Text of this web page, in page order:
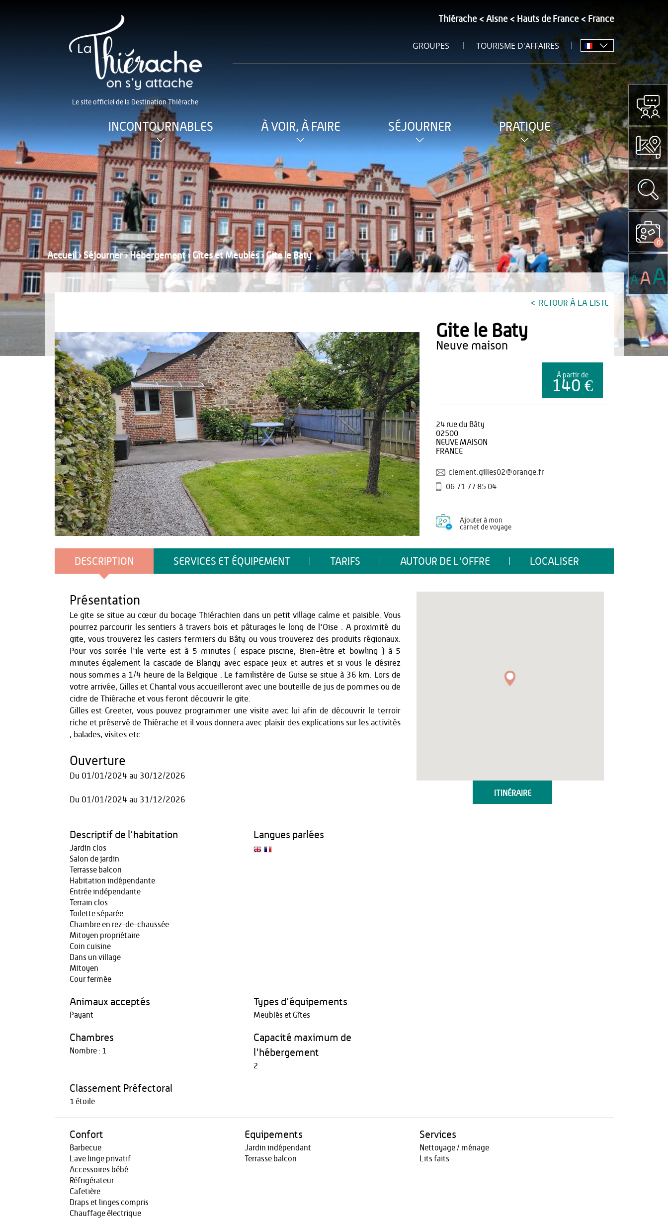
Le site officiel de la Destination Thiérache
Thiérache Aisne Hauts de France France
GROUPES TOURISME D'AFFAIRES
INCONTOURNABLES À VOIR, À FAIRE SÉJOURNER PRATIQUE
Accueil› Séjourner›Hébergement›Gîtes et Meublés›Gite le Baty
RETOUR À LA LISTE
Gite le Baty
neuve maison
À partir de
140 €
24 rue du Bâty
02500
NEUVE MAISON
FRANCE
clement.gilles02@orange.fr
06 71 77 85 04
Ajouter à mon
carnet de voyage
DESCRIPTION SERVICES ET ÉQUIPEMENT TARIFS AUTOUR DE L'OFFRE LOCALISER
ITINÉRAIRE
Présentation
Le gite se situe au cœur du bocage Thiérachien dans un petit village calme et paisible. Vous
pourrez parcourir les sentiers à travers bois et pâturages le long de l'Oise . A proximité du
gite, vous trouverez les casiers fermiers du Bâty ou vous trouverez des produits régionaux.
Pour vos soirée l'ile verte est à 5 minutes ( espace piscine, Bien-être et bowling ) à 5
minutes également la cascade de Blangy avec espace jeux et autres et si vous le désirez
nous sommes a 1/4 heure de la Belgique . Le familistère de Guise se situe à 36 km. Lors de
votre arrivée, Gilles et Chantal vous accueilleront avec une bouteille de jus de pommes ou de
cidre de Thiérache et vous feront découvrir le gite.
Gilles est Greeter, vous pouvez programmer une visite avec lui afin de découvrir le terroir
riche et préservé de Thiérache et il vous donnera avec plaisir des explications sur les activités
, balades, visites etc.
Ouverture
Du 01/01/2024au 30/12/2026
Du 01/01/2024au 31/12/2026
Descriptif de l'habitation
Jardin clos
Salon de jardin
Terrasse balcon
Habitation indépendante
Entrée indépendante
Terrain clos
Toilette séparée
Chambre en rez-de-chaussée
Mitoyen propriétaire
Coin cuisine
Dans un village
Mitoyen
Cour fermée
Langues parlées
Animaux acceptés
Payant
Types d'équipements
Meublés et Gîtes
Chambres
Nombre : 1
Capacité maximum de
l'hébergement
2
Classement Préfectoral
1 étoile
Confort
Barbecue
Lave linge privatif
Accessoires bébé
Réfrigérateur
Cafetière
Draps et linges compris
Chauffage électrique
Equipements
Jardin indépendant
Terrasse balcon
Services
Nettoyage / ménage
Lits faits
0
AAA